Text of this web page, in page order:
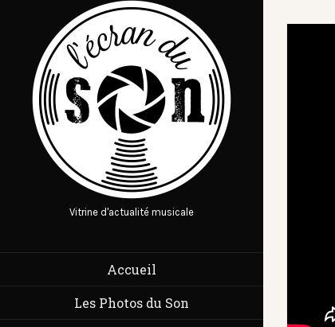
Vitrine d'actualité musicale
Accueil
Les Photos du Son